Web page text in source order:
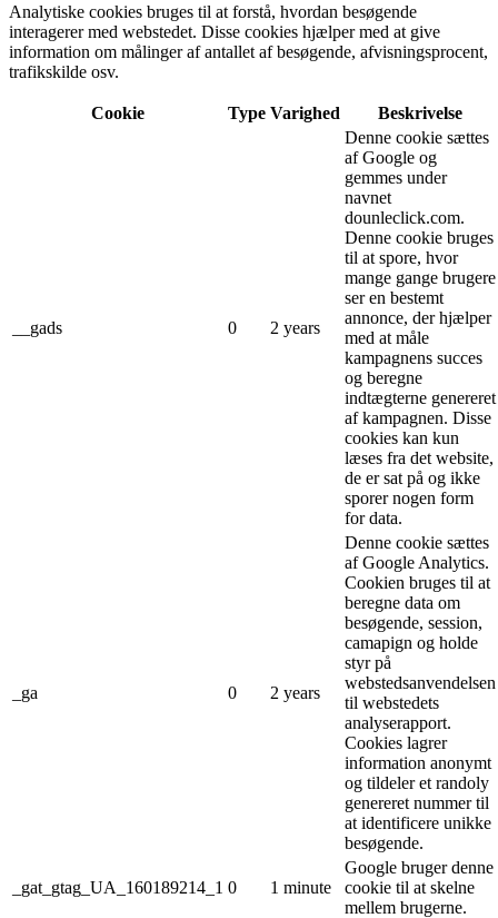
Analytiske cookies bruges til at forstå, hvordan besøgende
interagerer med webstedet. Disse cookies hjælper med at give
information om målinger af antallet af besøgende, afvisningsprocent,
trafikskilde osv.
Cookie Type Varighed Beskrivelse
__gads 0 2 years
Denne cookie sættes
af Google og
gemmes under
navnet
dounleclick.com.
Denne cookie bruges
til at spore, hvor
mange gange brugere
ser en bestemt
annonce, der hjælper
med at måle
kampagnens succes
og beregne
indtægterne genereret
af kampagnen. Disse
cookies kan kun
læses fra det website,
de er sat på og ikke
sporer nogen form
for data.
_ga 0 2 years
Denne cookie sættes
af Google Analytics.
Cookien bruges til at
beregne data om
besøgende, session,
camapign og holde
styr på
webstedsanvendelsen
til webstedets
analyserapport.
Cookies lagrer
information anonymt
og tildeler et randoly
genereret nummer til
at identificere unikke
besøgende.
_gat_gtag_UA_160189214_1 0 1 minute
Google bruger denne
cookie til at skelne
mellem brugerne.